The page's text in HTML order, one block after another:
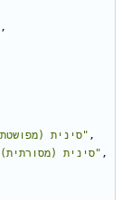
,
"סינית (מפושטת)" ,
"סינית (מסורתית)" ,